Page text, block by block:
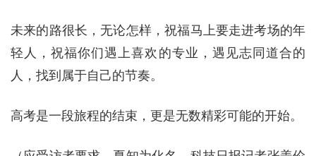
未来的路很长，无论怎样，祝福马上要走进考场的年
轻人，祝福你们遇上喜欢的专业，遇见志同道合的
人，找到属于自己的节奏。
高考是一段旅程的结束，更是无数精彩可能的开始。